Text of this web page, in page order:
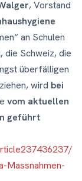
, Vorstand
an Schulen
die Schweiz, die
überfälligen
wird bei
vom aktuellen
geführt
Massnahmen-